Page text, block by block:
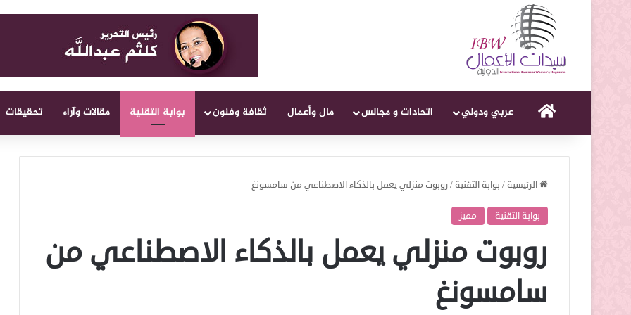
الرئيسيةعربي ودولي اتحادات و مجالس مال وأعمال ثقافة وفنون بوابة التقنية مقالات وآراء تحقيقات
الرئيسية/ بوابة التقنية/روبوت منزلي يعمل بالذكاء الاصطناعي من سامسونغ
بوابة التقنية مميز
روبوت منزلي يعمل بالذكاء الاصطناعي من
سامسونغ